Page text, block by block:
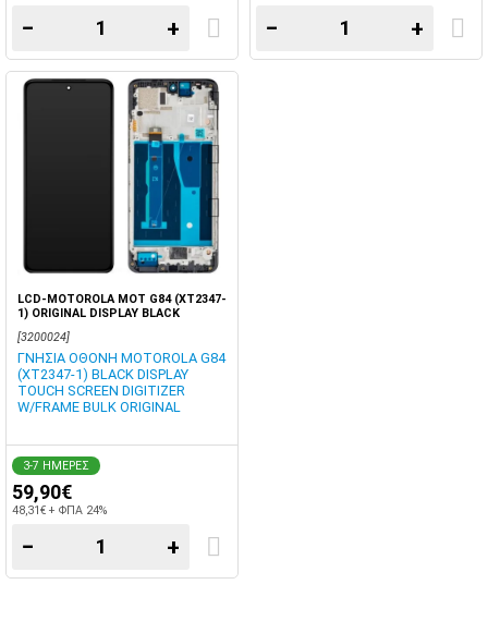
− + − +
LCD-MOTOROLA MOT G84 (XT2347-
1) ORIGINAL DISPLAY BLACK
[3200024]
ΓΝΗΣΙΑ ΟΘΟΝΗ MOTOROLA G84
(XT2347-1) BLACK DISPLAY
TOUCH SCREEN DIGITIZER
W/FRAME BULK ORIGINAL
3-7 ΗΜΕΡΕΣ
59,90€
48,31€ + ΦΠΑ 24%
− +